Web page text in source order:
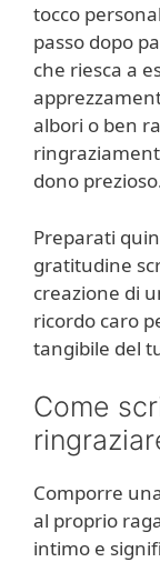
tocco
passo dopo
che riesca a
albori o ben
dono
Preparati
gratitudine
creazione di
ricordo caro
tangibile del
Come
Comporre
al proprio
intimo e